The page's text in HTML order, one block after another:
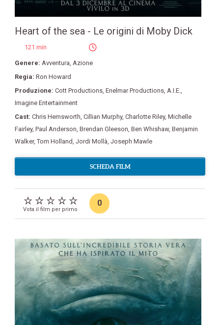
Heart of the sea - Le origini di Moby Dick
121 min
Genere: Avventura, Azione
Regia: Ron Howard
Produzione: Cott Productions, Enelmar Productions, A.I.E.,
Imagine Entertainment
Cast: Chris Hemsworth, Cillian Murphy, Charlotte Riley, Michelle
Fairley, Paul Anderson, Brendan Gleeson, Ben Whishaw, Benjamin
Walker,Tom Holland, Jordi Mollà, Joseph Mawle
SCHEDA FILM
Vota il film per primo
0